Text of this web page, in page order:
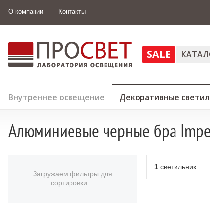
О компании Контакты
SALE
Внутреннее освещение Декоративные
Алюминиевые черные бра
1 светильник